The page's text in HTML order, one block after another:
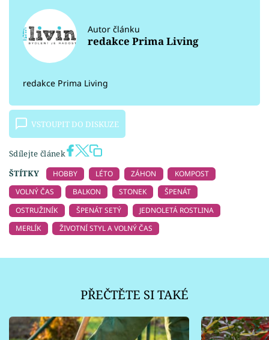
Autor článku
redakce Prima Living
redakce Prima Living
VSTOUPIT DO DISKUZE
Sdílejte článek
ŠTÍTKY
HOBBY LÉTO ZÁHON
KOMPOST
VOLNÝ ČAS
BALKON STONEK
ŠPENÁT
OSTRUŽINÍK
ŠPENÁT SETÝ
JEDNOLETÁ ROSTLINA
MERLÍK
ŽIVOTNÍ STYL A VOLNÝ ČAS
PŘEČTĚTE SI TAKÉ